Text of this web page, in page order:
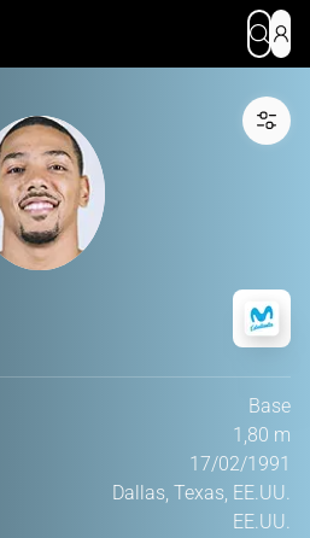
Base
1,80 m
17/02/1991
Dallas, Texas, EE.UU.
EE.UU.